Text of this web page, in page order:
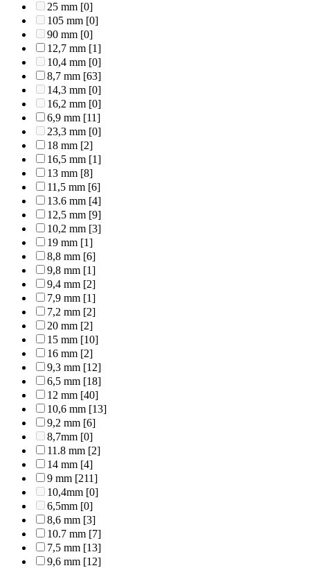
25 mm [0]
105 mm [0]
90 mm [0]
12,7 mm [1]
10,4 mm [0]
8,7 mm [63]
14,3 mm [0]
16,2 mm [0]
6,9 mm [11]
23,3 mm [0]
18 mm [2]
16,5 mm [1]
13 mm [8]
11,5 mm [6]
13.6 mm [4]
12,5 mm [9]
10,2 mm [3]
19 mm [1]
8,8 mm [6]
9,8 mm [1]
9,4 mm [2]
7,9 mm [1]
7,2 mm [2]
20 mm [2]
15 mm [10]
16 mm [2]
9,3 mm [12]
6,5 mm [18]
12 mm [40]
10,6 mm [13]
9,2 mm [6]
8,7mm [0]
11.8 mm [2]
14 mm [4]
9 mm [211]
10,4mm [0]
6,5mm [0]
8,6 mm [3]
10.7 mm [7]
7,5 mm [13]
9,6 mm [12]